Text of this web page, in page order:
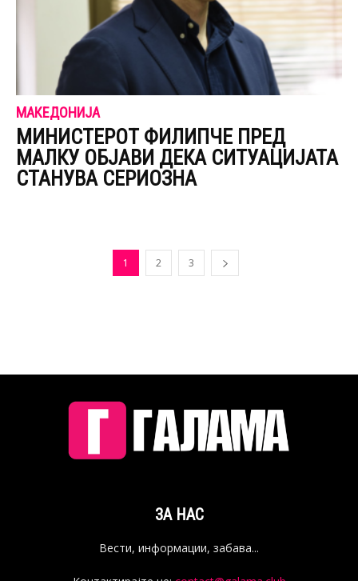
МАКЕДОНИЈА
МИНИСТЕРОТ ФИЛИПЧЕ ПРЕД
МАЛКУ ОБЈАВИ ДЕКА СИТУАЦИЈАТА
СТАНУВА СЕРИОЗНА
1 2 3
ЗА НАС
Вести, информации, забава...